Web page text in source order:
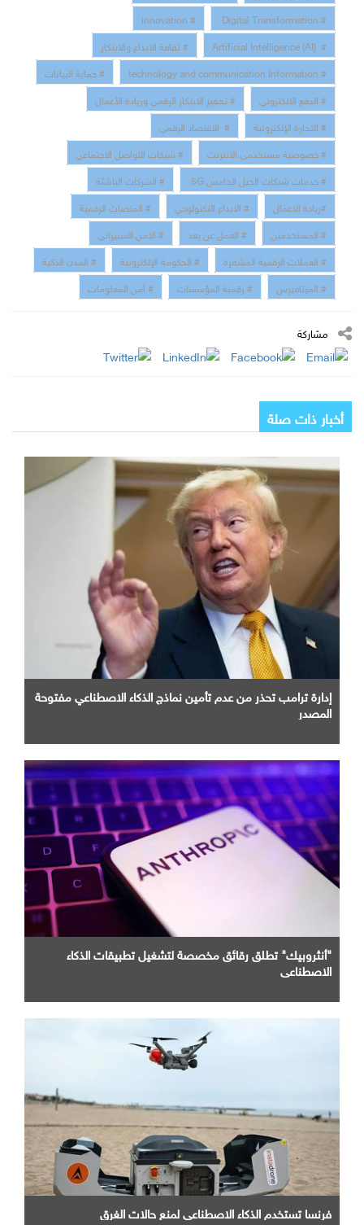
# Digital Transformation
# innovation
# Artificial Intelligence (AI)
# ثقافة الابداع والابتكار
# technology and communication Information
# حماية البيانات
# الدفع الالكتروني
# تحفيز الابتكار الرقمي وريادة الأعمال
# التجارة الإلكترونية
# الاقتصاد الرقمي
# خصوصية مستخدمى الانترنت
# شبكات التواصل الاجتماعي
# خدمات شبكات الجيل الخامس 5G
# الشركات الناشئة
#ريادة الاعمال
# الابداع التكنولوجي
# المنصات الرقمية
# المستخدمين
# العمل عن بعد
# الامن السبيراني
# العملات الرقمية المشفرة
# الحكومة الإلكترونية
# المدن الذكية
# الميتافيرس
# رقمنة المؤسسات # أمن المعلومات
مشاركة
أخبار ذات صلة
إدارة ترامب تحذر من عدم تأمين نماذج الذكاء الاصطناعي مفتوحة
المصدر
"أنثروبيك" تطلق رقائق مخصصة لتشغيل تطبيقات الذكاء
الاصطناعي
فرنسا تستخدم الذكاء الاصطناعي لمنع حالات الغرق